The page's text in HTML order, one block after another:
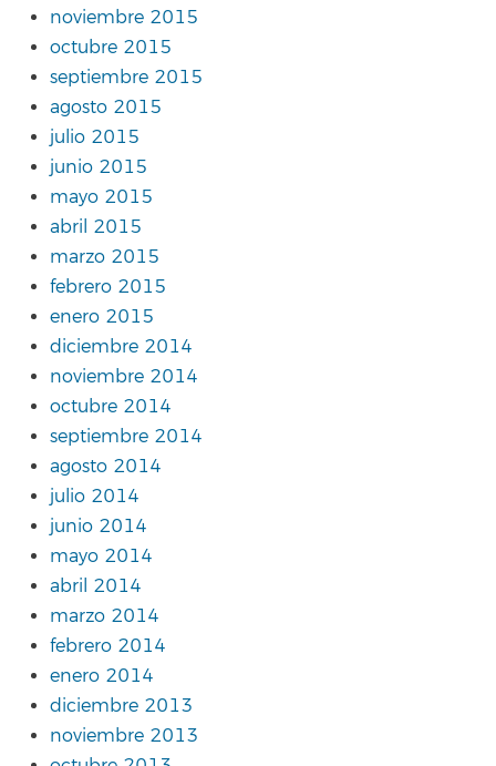
noviembre 2015
octubre 2015
septiembre 2015
agosto 2015
julio 2015
junio 2015
mayo 2015
abril 2015
marzo 2015
febrero 2015
enero 2015
diciembre 2014
noviembre 2014
octubre 2014
septiembre 2014
agosto 2014
julio 2014
junio 2014
mayo 2014
abril 2014
marzo 2014
febrero 2014
enero 2014
diciembre 2013
noviembre 2013